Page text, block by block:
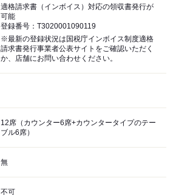
適格請求書（インボイス）対応の領収書発行が
可能
登録番号：T3020001090119
※最新の登録状況は国税庁インボイス制度適格
請求書発行事業者公表サイトをご確認いただく
か、店舗にお問い合わせください。
12席（カウンター6席+カウンタータイプのテー
ブル6席）
無
不可